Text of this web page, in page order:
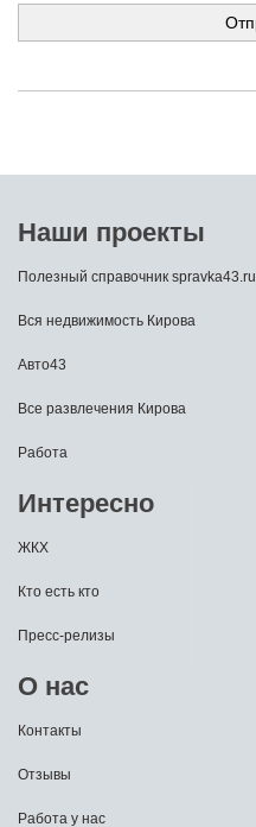
Наши проекты
Полезный справочник spravka43.ru
Вся недвижимость Кирова
Авто43
Все развлечения Кирова
Работа
Интересно
ЖКХ
Кто есть кто
Пресс-релизы
О нас
Контакты
Отзывы
Работа у нас